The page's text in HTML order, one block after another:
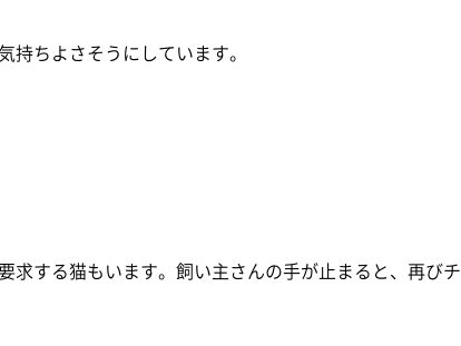
ちよさそうにしています。
求する猫もいます。飼い主さんの手が止まると、再びチ